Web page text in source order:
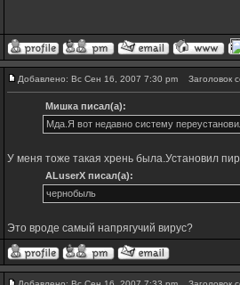
Добавлено: Вс Сен 16, 2007 7:30 pm Заголовок
Мишка писал(а):
Мда.Я вот недавно систему
У меня тоже такая хрень была.Установил
ALuserX писал(а):
чернобыль
Это вроде самый напрягучий вирус?